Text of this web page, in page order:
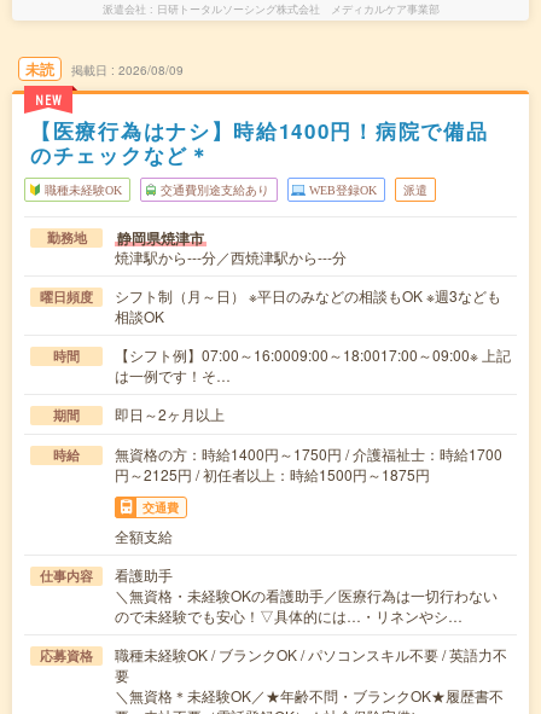
派遣会社 日研トータルソーシング株式会社 メディカルケア事業部
未読
NEW
掲載日 2026/08/09
【医療行為はナシ】時給1400円！病院で備品
のチェックなど＊
職種未経験OK 交通費別途支給あり WEB登録OK 派遣
勤務地 静岡県焼津市
焼津駅から---分／西焼津駅から---分
曜日頻度
シフト制（月～日） ※平日のみなどの相談もOK ※週3なども
相談OK
時間
【シフト例】07:00～16:0009:00～18:0017:00～09:00※ 上記
は一例です！そ…
期間 即日～2ヶ月以上
時給
無資格の方：時給1400円～1750円 / 介護福祉士：時給1700
円～2125円 / 初任者以上：時給1500円～1875円
交通費
全額支給
仕事内容
看護助手
＼無資格・未経験OKの看護助手／医療行為は一切行わない
ので未経験でも安心！▽具体的には…・リネンやシ…
応募資格
職種未経験OK / ブランクOK / パソコンスキル不要 / 英語力不
要
＼無資格＊未経験OK／★年齢不問・ブランクOK★履歴書不